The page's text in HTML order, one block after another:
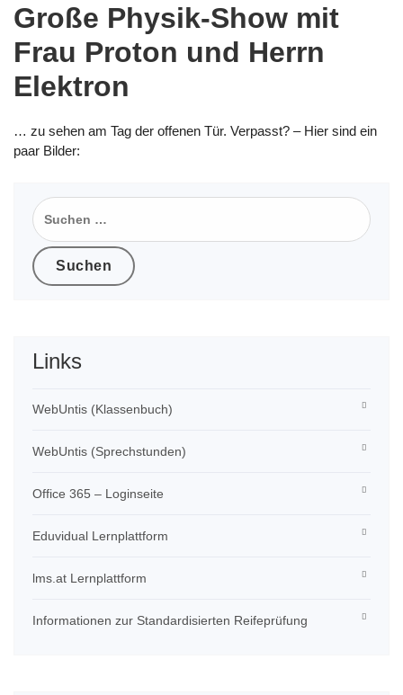
Große Physik-Show mit
Frau Proton und Herrn
Elektron
… zu sehen am Tag der offenen Tür. Verpasst? – Hier sind ein
paar Bilder:
Suchen
nach:
Links
WebUntis (Klassenbuch)
WebUntis (Sprechstunden)
Office 365 – Loginseite
Eduvidual Lernplattform
lms.at Lernplattform
Informationen zur Standardisierten Reifeprüfung